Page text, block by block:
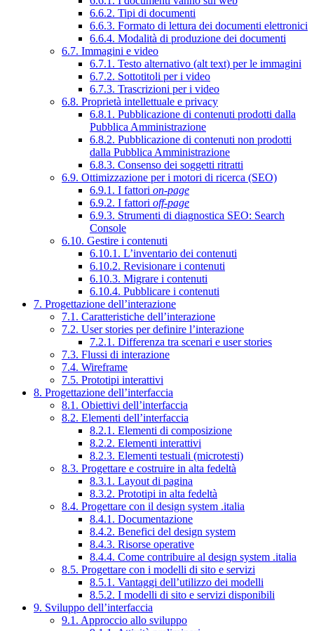
6.6.2. Tipi di documenti
6.6.3. Formato di lettura dei documenti elettronici
6.6.4. Modalità di produzione dei documenti
6.7. Immagini e video
6.7.1. Testo alternativo (alt text) per le immagini
6.7.2. Sottotitoli per i video
6.7.3. Trascrizioni per i video
6.8. Proprietà intellettuale e privacy
6.8.1. Pubblicazione di contenuti prodotti dalla
Pubblica Amministrazione
6.8.2. Pubblicazione di contenuti non prodotti
dalla Pubblica Amministrazione
6.8.3. Consenso dei soggetti ritratti
6.9. Ottimizzazione per i motori di ricerca (SEO)
6.9.1. I fattori on-page
6.9.2. I fattori off-page
6.9.3. Strumenti di diagnostica SEO: Search
Console
6.10. Gestire i contenuti
6.10.1. L’inventario dei contenuti
6.10.2. Revisionare i contenuti
6.10.3. Migrare i contenuti
6.10.4. Pubblicare i contenuti
7. Progettazione dell’interazione
7.1. Caratteristiche dell’interazione
7.2. User stories per definire l’interazione
7.2.1. Differenza tra scenari e user stories
7.3. Flussi di interazione
7.4. Wireframe
7.5. Prototipi interattivi
8. Progettazione dell’interfaccia
8.1. Obiettivi dell’interfaccia
8.2. Elementi dell’interfaccia
8.2.1. Elementi di composizione
8.2.2. Elementi interattivi
8.2.3. Elementi testuali (microtesti)
8.3. Progettare e costruire in alta fedeltà
8.3.1. Layout di pagina
8.3.2. Prototipi in alta fedeltà
8.4. Progettare con il design system .italia
8.4.1. Documentazione
8.4.2. Benefici del design system
8.4.3. Risorse operative
8.4.4. Come contribuire al design system .italia
8.5. Progettare con i modelli di sito e servizi
8.5.1. Vantaggi dell’utilizzo dei modelli
8.5.2. I modelli di sito e servizi disponibili
9. Sviluppo dell’interfaccia
9.1. Approccio allo sviluppo